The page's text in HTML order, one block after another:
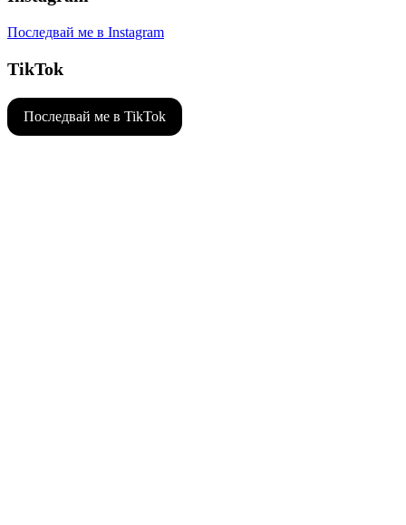
Последвай ме в Instagram
TikTok
Последвай ме в TikTok